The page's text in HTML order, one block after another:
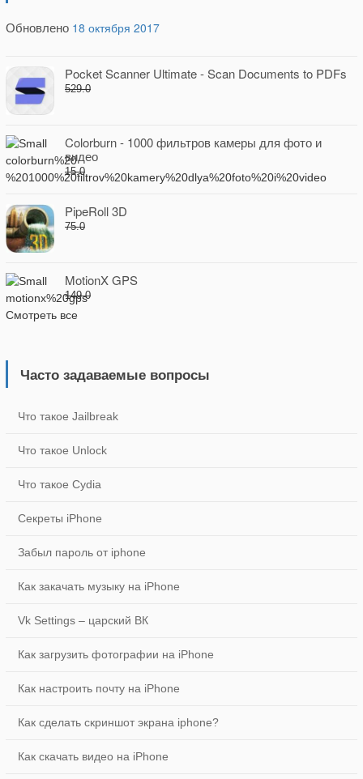
Обновлено 18 октября 2017
Pocket Scanner Ultimate - Scan Documents to PDFs
529.0
Colorburn - 1000 фильтров камеры для фото и
видео
15.0
PipeRoll 3D
75.0
MotionX GPS
149.0
Смотреть все
Часто задаваемые вопросы
Что такое Jailbreak
Что такое Unlock
Что такое Cydia
Секреты iPhone
Забыл пароль от iphone
Как закачать музыку на iPhone
Vk Settings – царский ВК
Как загрузить фотографии на iPhone
Как настроить почту на iPhone
Как сделать скриншот экрана iphone?
Как скачать видео на iPhone